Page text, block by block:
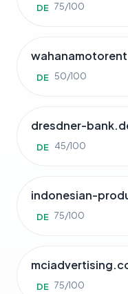
DE 75/100
DE 50/100
dresdner-
DE 45/100
indonesian-
DE 75/100
DE 75/100